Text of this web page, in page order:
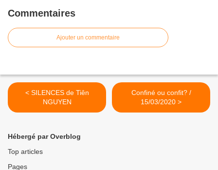
Commentaires
Ajouter un commentaire
< SILENCES de Tiên
NGUYEN
Confiné ou confit? /
15/03/2020 >
Hébergé par Overblog
Top articles
Pages